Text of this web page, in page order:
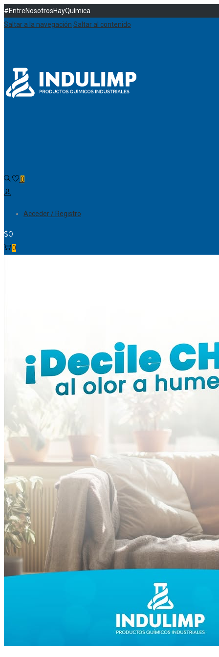
#EntreNosotrosHayQuímica
Saltar a la navegación Saltar al contenido
0
Acceder / Registro
$0
0